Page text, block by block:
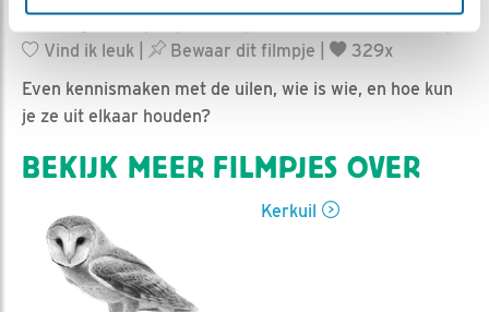
Vind ik leuk
Bewaar dit filmpje
329x
Even kennismaken met de uilen, wie is wie, en hoe kun
je ze uit elkaar houden?
BEKIJK MEER FILMPJES OVER
Kerkuil